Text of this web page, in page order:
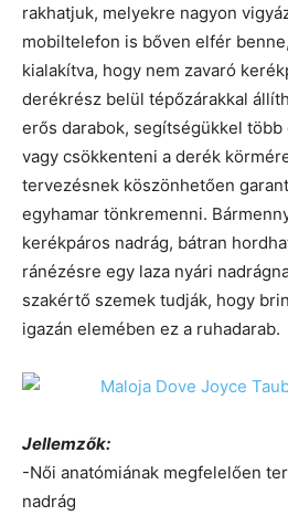
rakhatjuk, melyekre nagyon
mobiltelefon is bőven elfér
kialakítva, hogy nem zavaró
derékrész belül tépőzárakkal
erős darabok, segítségükkel
vagy csökkenteni a derék
tervezésnek köszönhetően
egyhamar tönkremenni.
kerékpáros nadrág, bátran
ránézésre egy laza nyári
szakértő szemek tudják, hogy
igazán elemében ez a ruhadarab.
Jellemzők:
-Női anatómiának megfelelően
nadrág